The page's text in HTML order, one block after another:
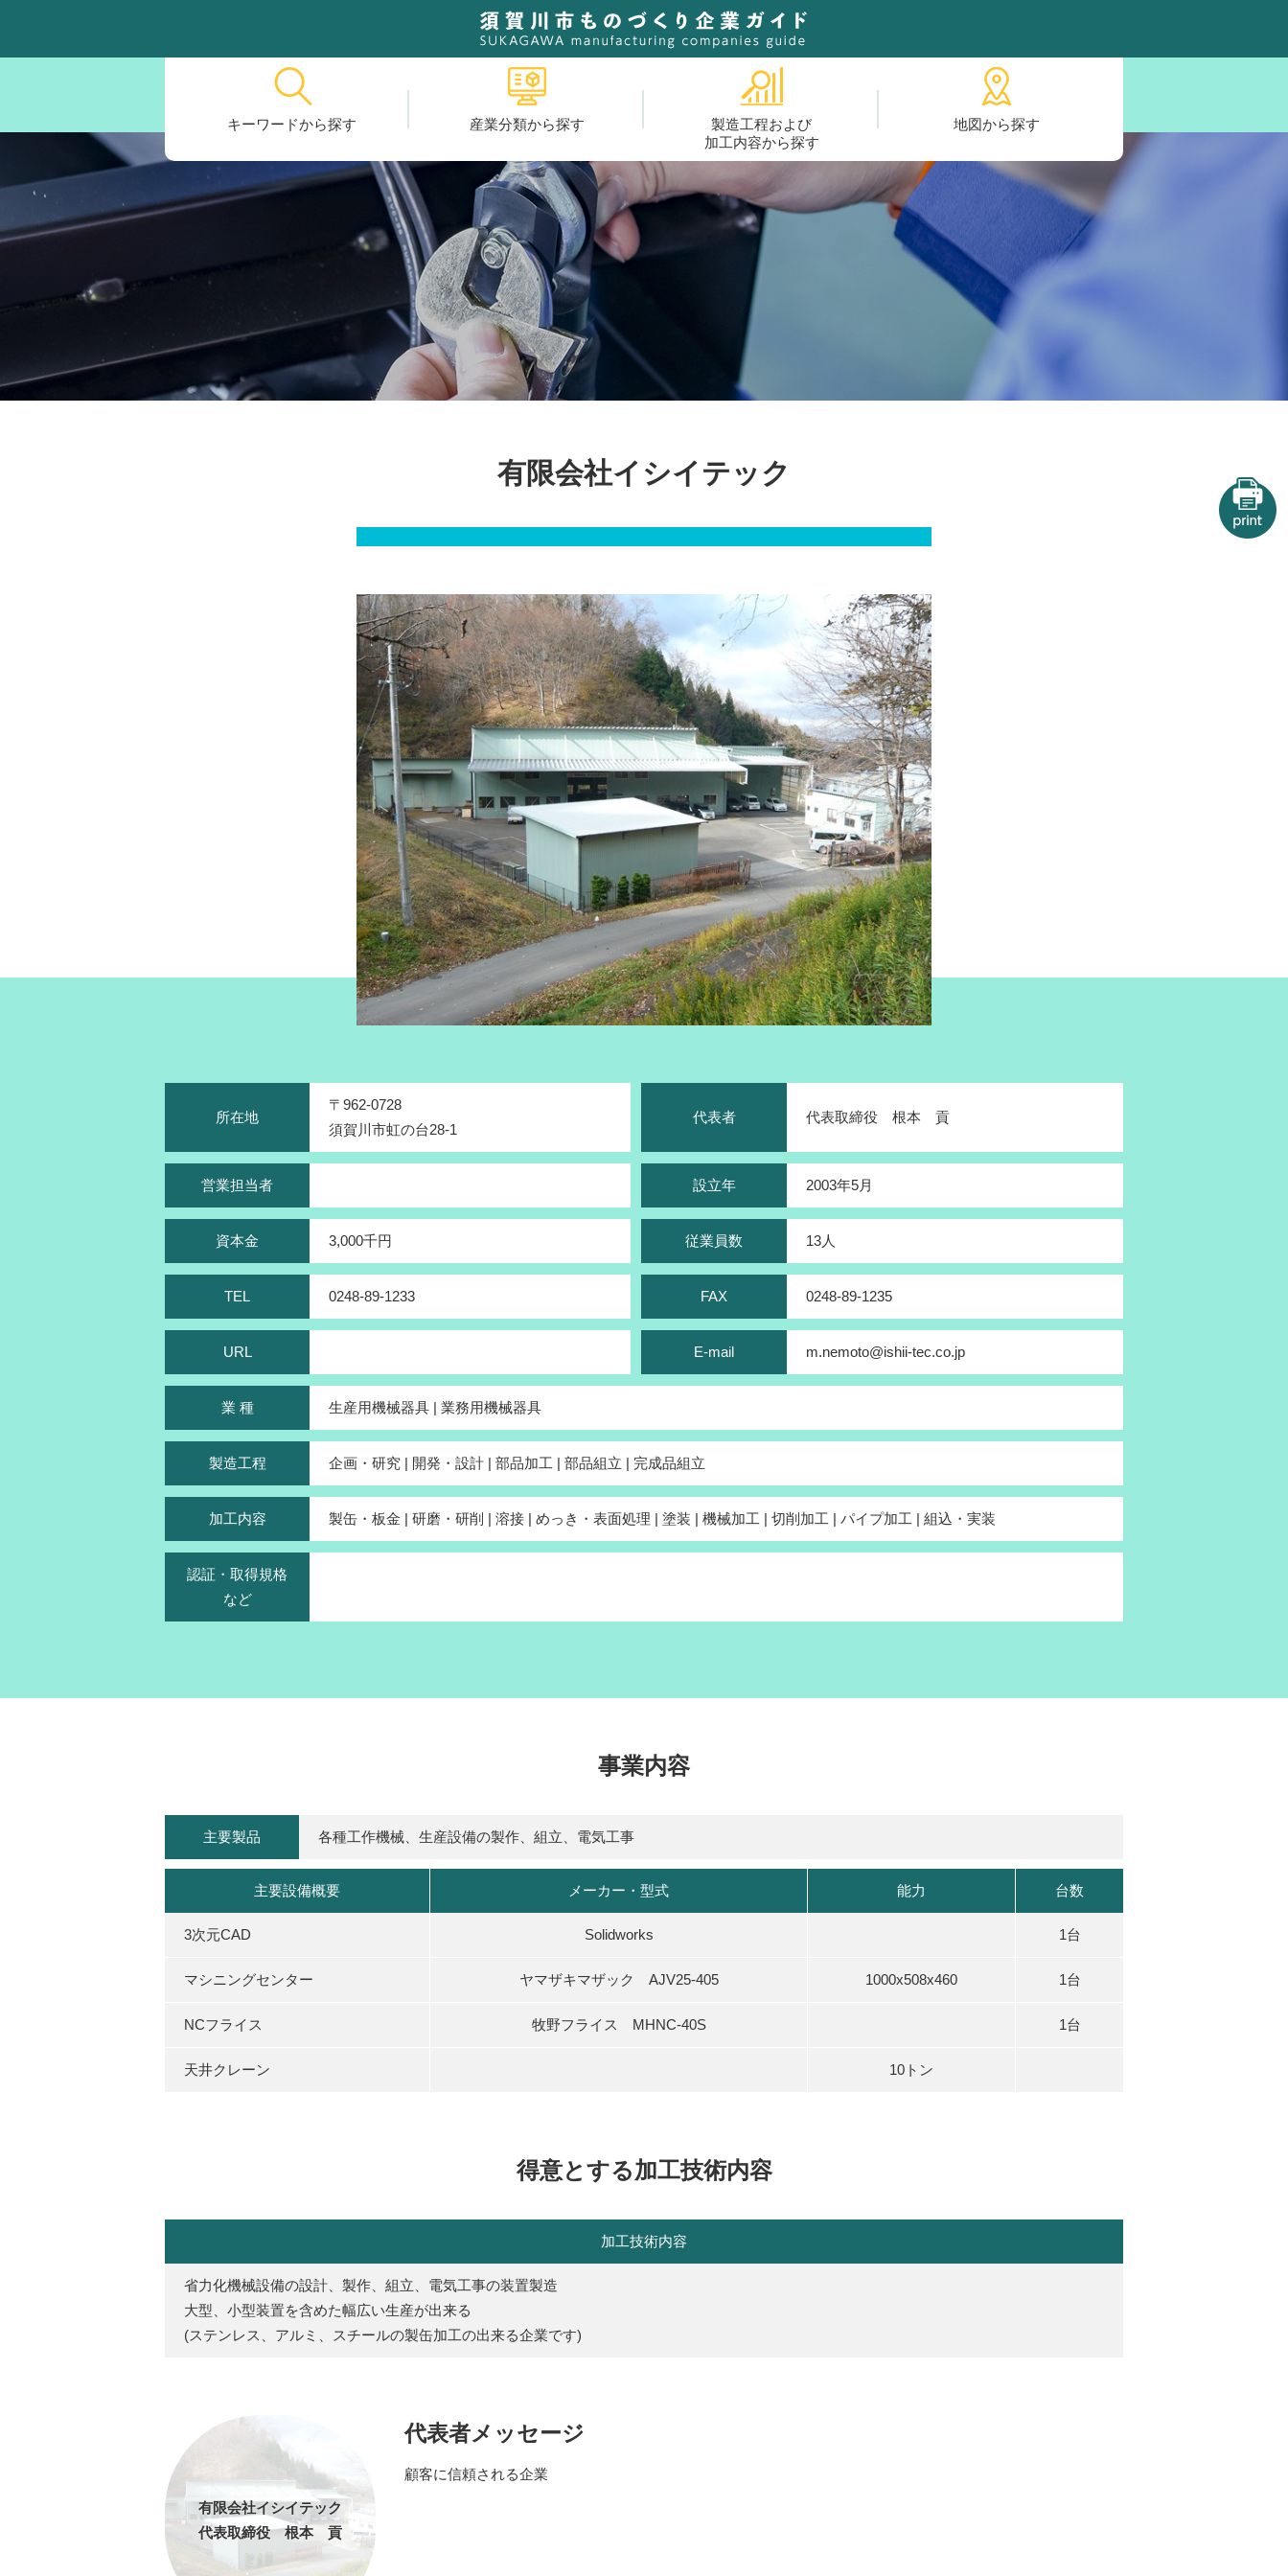
キーワードから探す 産業分類から探す
製造工程および
加工内容から探す
地図から探す
有限会社イシイテック
所在地
〒962-0728
須賀川市虹の台28-1
代表者 代表取締役 根本 貢
営業担当者 設立年 2003年5月
資本金 3,000千円 従業員数 13人
TEL 0248-89-1233 FAX 0248-89-1235
URL E-mail m.nemoto@ishii-tec.co.jp
業 種 生産用機械器具 | 業務用機械器具
製造工程 企画・研究 | 開発・設計 | 部品加工 | 部品組立 | 完成品組立
加工内容 製缶・板金 | 研磨・研削 | 溶接 | めっき・表面処理 | 塗装 | 機械加工 | 切削加工 | パイプ加工 | 組込・実装
認証・取得規格
など
事業内容
主要製品 各種工作機械、生産設備の製作、組立、電気工事
主要設備概要 メーカー・型式 能力 台数
3次元CAD Solidworks 1台
マシニングセンター ヤマザキマザック AJV25-405 1000x508x460 1台
NCフライス 牧野フライス MHNC-40S 1台
天井クレーン 10トン
得意とする加工技術内容
加工技術内容
省力化機械設備の設計、製作、組立、電気工事の装置製造
大型、小型装置を含めた幅広い生産が出来る
(ステンレス、アルミ、スチールの製缶加工の出来る企業です)
有限会社イシイテック
代表取締役 根本 貢
代表者メッセージ
顧客に信頼される企業